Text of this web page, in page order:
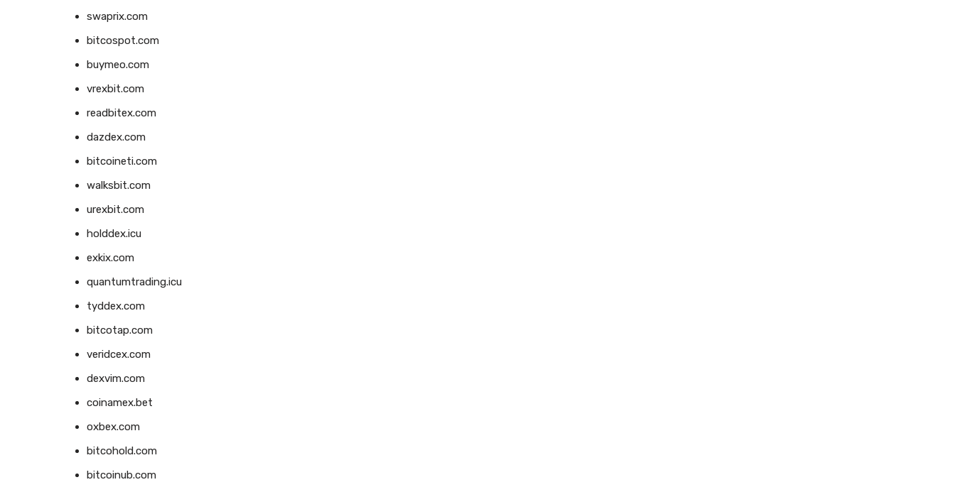
swaprix.com
bitcospot.com
buymeo.com
vrexbit.com
readbitex.com
dazdex.com
bitcoineti.com
walksbit.com
urexbit.com
holddex.icu
exkix.com
quantumtrading.icu
tyddex.com
bitcotap.com
veridcex.com
dexvim.com
coinamex.bet
oxbex.com
bitcohold.com
bitcoinub.com